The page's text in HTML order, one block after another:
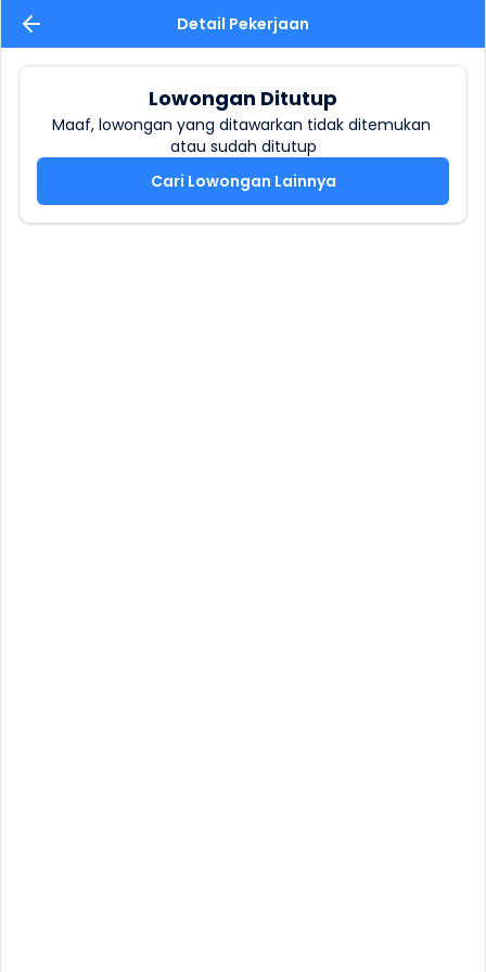
Detail Pekerjaan
Lowongan Ditutup
Maaf, lowongan yang ditawarkan tidak ditemukan
atau sudah ditutup
Cari Lowongan Lainnya